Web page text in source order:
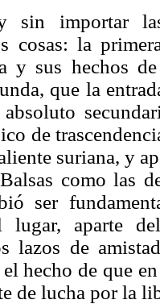
sin importar
cosas: la
y sus hechos
que la
de
suriana, y
como las
ser
lugar, aparte
lazos de
hecho de que
de lucha por la